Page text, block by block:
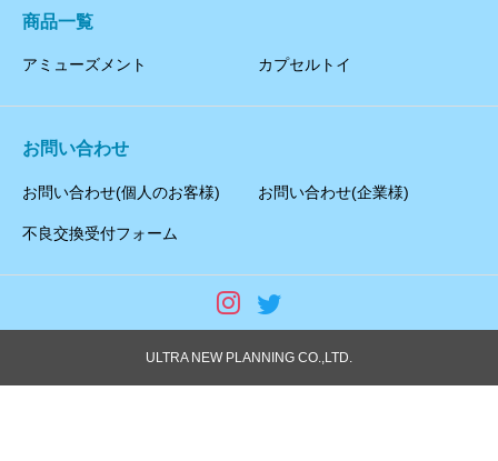
商品一覧
アミューズメント カプセルトイ
お問い合わせ
お問い合わせ(個人のお客様) お問い合わせ(企業様)
不良交換受付フォーム
ULTRA NEW PLANNING CO.,LTD.